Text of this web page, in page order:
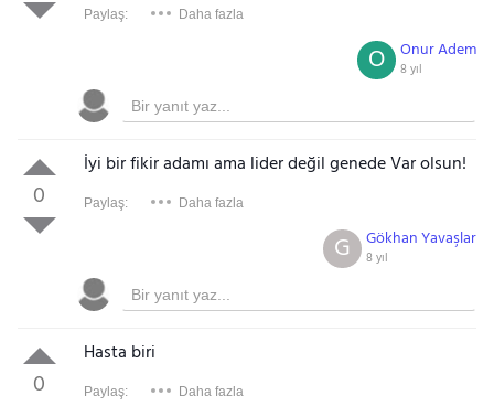
Paylaş: Daha fazla
Onur Adem
8 yıl
O
0
İyi bir fikir adamı ama lider değil genede Var olsun!
Paylaş: Daha fazla
Gökhan Yavaşlar
8 yıl
G
0
Hasta biri
Paylaş: Daha fazla